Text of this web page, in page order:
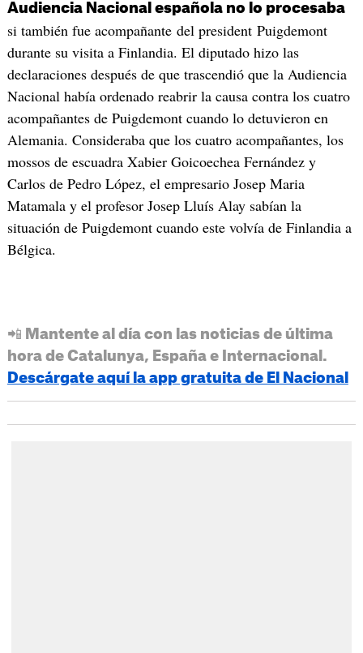
Audiencia Nacional española no lo procesaba
si también fue acompañante del president Puigdemont
durante su visita a Finlandia. El diputado hizo las
declaraciones después de que trascendió que la Audiencia
Nacional había ordenado reabrir la causa contra los cuatro
acompañantes de Puigdemont cuando lo detuvieron en
Alemania. Consideraba que los cuatro acompañantes, los
mossos de escuadra Xabier Goicoechea Fernández y
Carlos de Pedro López, el empresario Josep Maria
Matamala y el profesor Josep Lluís Alay sabían la
situación de Puigdemont cuando este volvía de Finlandia a
Bélgica.
📲 Mantente al día con las noticias de última
hora de Catalunya, España e Internacional.
Descárgate aquí la app gratuita de El Nacional